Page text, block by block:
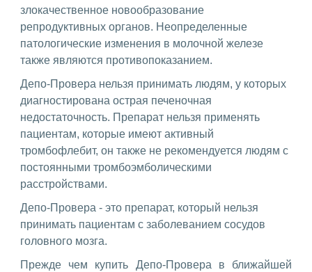
злокачественное новообразование
репродуктивных органов. Неопределенные
патологические изменения в молочной железе
также являются противопоказанием.
Депо-Провера нельзя принимать людям, у которых
диагностирована острая печеночная
недостаточность. Препарат нельзя применять
пациентам, которые имеют активный
тромбофлебит, он также не рекомендуется людям с
постоянными тромбоэмболическими
расстройствами.
Депо-Провера - это препарат, который нельзя
принимать пациентам с заболеванием сосудов
головного мозга.
Прежде чем купить Депо-Провера в ближайшей